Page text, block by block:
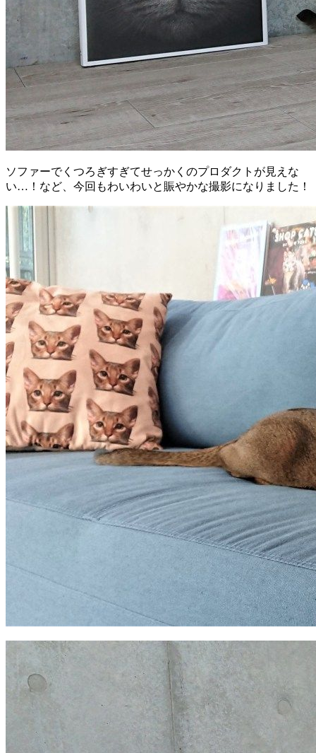
ソファーでくつろぎすぎてせっかくのプロダクトが見えな
い…！など、今回もわいわいと賑やかな撮影になりました！